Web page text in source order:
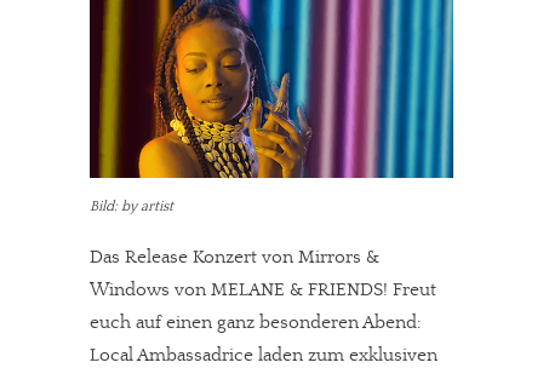
Bild: by artist
Das Release Konzert von Mirrors &
Windows von MELANE & FRIENDS! Freut
euch auf einen ganz besonderen Abend:
Local Ambassadrice laden zum exklusiven